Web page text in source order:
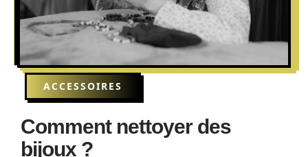
ACCESSOIRES
Comment nettoyer des
bijoux ?